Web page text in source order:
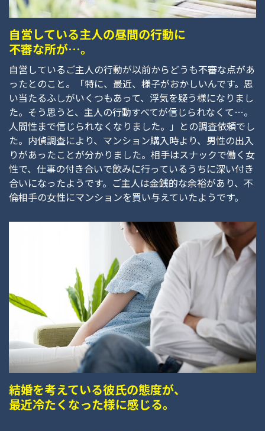
自営している主人の昼間の行動に
不審な所が…。
自営しているご主人の行動が以前からどうも不審な点があ
ったとのこと。「特に、最近、様子がおかしいんです。思
い当たるふしがいくつもあって、浮気を疑う様になりまし
た。そう思うと、主人の行動すべてが信じられなくて…。
人間性まで信じられなくなりました。」との調査依頼でし
た。内偵調査により、マンション購入時より、男性の出入
りがあったことが分かりました。相手はスナックで働く女
性で、仕事の付き合いで飲みに行っているうちに深い付き
合いになったようです。ご主人は金銭的な余裕があり、不
倫相手の女性にマンションを買い与えていたようです。
結婚を考えている彼氏の態度が、
最近冷たくなった様に感じる。